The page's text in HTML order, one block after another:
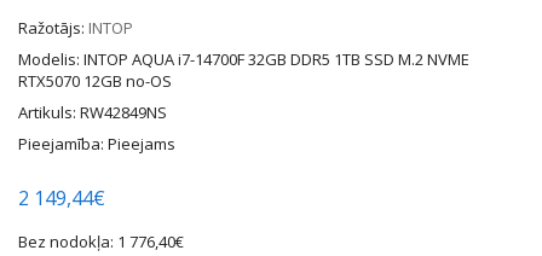
Ražotājs: INTOP
Modelis: INTOP AQUA i7-14700F 32GB DDR5 1TB SSD M.2 NVME
RTX5070 12GB no-OS
Artikuls: RW42849NS
Pieejamība: Pieejams
2 149,44€
Bez nodokļa: 1 776,40€